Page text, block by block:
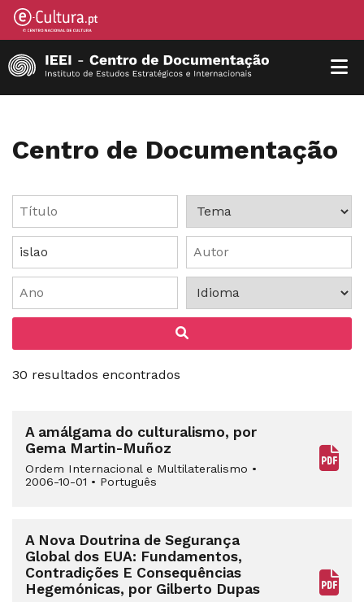
Centro de Documentação
30 resultados encontrados
A amálgama do culturalismo, por
Gema Martin-Muñoz
Ordem Internacional e Multilateralismo •
2006-10-01 • Português
A Nova Doutrina de Segurança
Global dos EUA: Fundamentos,
Contradições E Consequências
Hegemónicas, por Gilberto Dupas